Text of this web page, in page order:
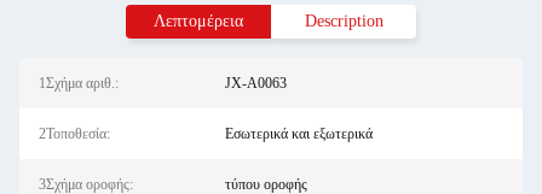
Λεπτομέρεια Description
1Σχήμα αριθ.: JX-A0063
2Τοποθεσία: Εσωτερικά και εξωτερικά
3Σχήμα οροφής: τύπου οροφής